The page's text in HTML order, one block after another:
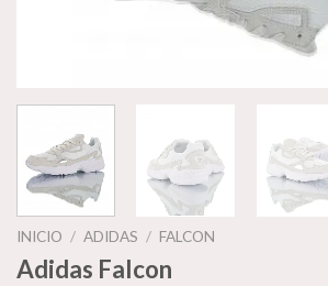
INICIO / ADIDAS / FALCON
Adidas Falcon